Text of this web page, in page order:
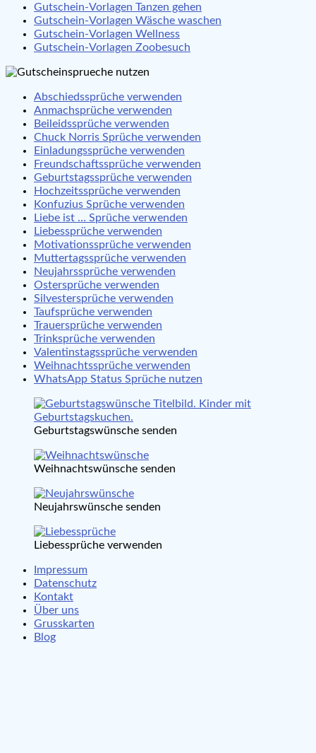
Gutschein-Vorlagen Tanzen gehen
Gutschein-Vorlagen Wäsche waschen
Gutschein-Vorlagen Wellness
Gutschein-Vorlagen Zoobesuch
Abschiedssprüche verwenden
Anmachsprüche verwenden
Beileidssprüche verwenden
Chuck Norris Sprüche verwenden
Einladungssprüche verwenden
Freundschaftssprüche verwenden
Geburtstagssprüche verwenden
Hochzeitssprüche verwenden
Konfuzius Sprüche verwenden
Liebe ist … Sprüche verwenden
Liebessprüche verwenden
Motivationssprüche verwenden
Muttertagssprüche verwenden
Neujahrssprüche verwenden
Ostersprüche verwenden
Silvestersprüche verwenden
Taufsprüche verwenden
Trauersprüche verwenden
Trinksprüche verwenden
Valentinstagssprüche verwenden
Weihnachtssprüche verwenden
WhatsApp Status Sprüche nutzen
Geburtstagswünsche senden
Weihnachtswünsche senden
Neujahrswünsche senden
Liebessprüche verwenden
Impressum
Datenschutz
Kontakt
Über uns
Grusskarten
Blog